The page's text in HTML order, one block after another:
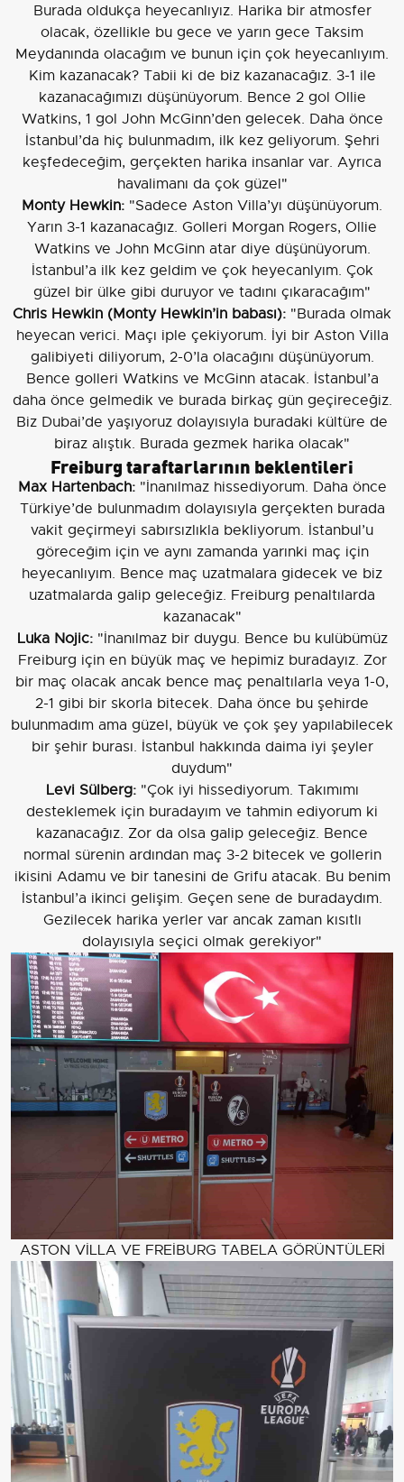
Burada oldukça heyecanlıyız. Harika bir atmosfer
olacak, özellikle bu gece ve yarın gece Taksim
Meydanında olacağım ve bunun için çok heyecanlıyım.
Kim kazanacak? Tabii ki de biz kazanacağız. 3-1 ile
kazanacağımızı düşünüyorum. Bence 2 gol Ollie
Watkins, 1 gol John McGinn’den gelecek. Daha önce
İstanbul’da hiç bulunmadım, ilk kez geliyorum. Şehri
keşfedeceğim, gerçekten harika insanlar var. Ayrıca
havalimanı da çok güzel"
Monty Hewkin: "Sadece Aston Villa’yı düşünüyorum.
Yarın 3-1 kazanacağız. Golleri Morgan Rogers, Ollie
Watkins ve John McGinn atar diye düşünüyorum.
İstanbul’a ilk kez geldim ve çok heyecanlyım. Çok
güzel bir ülke gibi duruyor ve tadını çıkaracağım"
Chris Hewkin (Monty Hewkin’in babası): "Burada olmak
heyecan verici. Maçı iple çekiyorum. İyi bir Aston Villa
galibiyeti diliyorum, 2-0’la olacağını düşünüyorum.
Bence golleri Watkins ve McGinn atacak. İstanbul’a
daha önce gelmedik ve burada birkaç gün geçireceğiz.
Biz Dubai’de yaşıyoruz dolayısıyla buradaki kültüre de
biraz alıştık. Burada gezmek harika olacak"
Freiburg taraftarlarının beklentileri
Max Hartenbach:"İnanılmaz hissediyorum. Daha önce
Türkiye’de bulunmadım dolayısıyla gerçekten burada
vakit geçirmeyi sabırsızlıkla bekliyorum. İstanbul’u
göreceğim için ve aynı zamanda yarınki maç için
heyecanlıyım. Bence maç uzatmalara gidecek ve biz
uzatmalarda galip geleceğiz. Freiburg penaltılarda
kazanacak"
Luka Nojic:"İnanılmaz bir duygu. Bence bu kulübümüz
Freiburg için en büyük maç ve hepimiz buradayız. Zor
bir maç olacak ancak bence maç penaltılarla veya 1-0,
2-1 gibi bir skorla bitecek. Daha önce bu şehirde
bulunmadım ama güzel, büyük ve çok şey yapılabilecek
bir şehir burası. İstanbul hakkında daima iyi şeyler
duydum"
Levi Sülberg:"Çok iyi hissediyorum. Takımımı
desteklemek için buradayım ve tahmin ediyorum ki
kazanacağız. Zor da olsa galip geleceğiz. Bence
normal sürenin ardından maç 3-2 bitecek ve gollerin
ikisini Adamu ve bir tanesini de Grifu atacak. Bu benim
İstanbul’a ikinci gelişim. Geçen sene de buradaydım.
Gezilecek harika yerler var ancak zaman kısıtlı
dolayısıyla seçici olmak gerekiyor"
ASTON VİLLA VE FREİBURG TABELA GÖRÜNTÜLERİ